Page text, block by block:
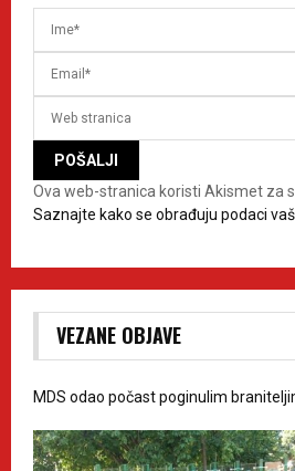
Ova web-stranica koristi Akismet za
Saznajte kako se obrađuju podaci
VEZANE OBJAVE
MDS odao počast poginulim